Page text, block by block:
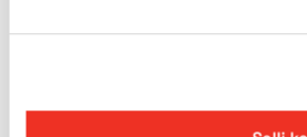
Pekkaniskalta